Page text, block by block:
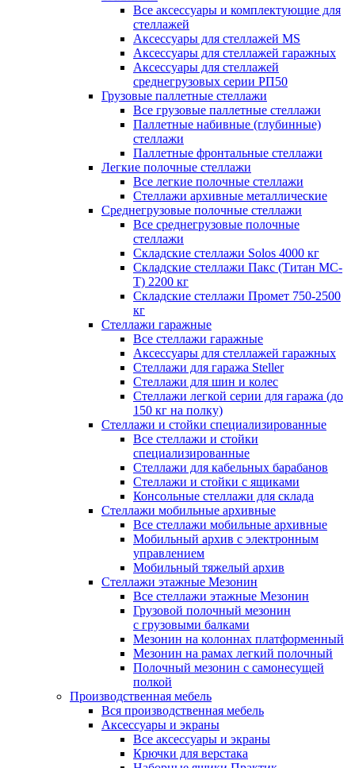
Все аксессуары и комплектующие для
стеллажей
Аксессуары для стеллажей MS
Аксессуары для стеллажей гаражных
Аксессуары для стеллажей
среднегрузовых серии РП50
Грузовые паллетные стеллажи
Все грузовые паллетные стеллажи
Паллетные набивные (глубинные)
стеллажи
Паллетные фронтальные стеллажи
Легкие полочные стеллажи
Все легкие полочные стеллажи
Стеллажи архивные металлические
Среднегрузовые полочные стеллажи
Все среднегрузовые полочные
стеллажи
Складские стеллажи Solos 4000 кг
Складские стеллажи Пакс (Титан МС-
Т) 2200 кг
Складские стеллажи Промет 750-2500
кг
Стеллажи гаражные
Все стеллажи гаражные
Аксессуары для стеллажей гаражных
Стеллажи для гаража Steller
Стеллажи для шин и колес
Стеллажи легкой серии для гаража (до
150 кг на полку)
Стеллажи и стойки специализированные
Все стеллажи и стойки
специализированные
Стеллажи для кабельных барабанов
Стеллажи и стойки с ящиками
Консольные стеллажи для склада
Стеллажи мобильные архивные
Все стеллажи мобильные архивные
Мобильный архив с электронным
управлением
Мобильный тяжелый архив
Стеллажи этажные Мезонин
Все стеллажи этажные Мезонин
Грузовой полочный мезонин
с грузовыми балками
Мезонин на колоннах платформенный
Мезонин на рамах легкий полочный
Полочный мезонин с самонесущей
полкой
Производственная мебель
Вся производственная мебель
Аксессуары и экраны
Все аксессуары и экраны
Крючки для верстака